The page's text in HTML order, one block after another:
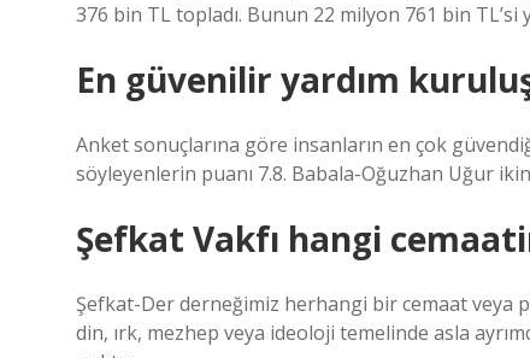
376 bin TL topladı. Bunun 22 milyon 761 bin TL’si
En güvenilir yardım
Anket sonuçlarına göre insanların en çok
söyleyenlerin puanı 7.8. Babala-Oğuzhan Uğur
Şefkat Vakfı hangi
Şefkat-Der derneğimiz herhangi bir cemaat veya
din, ırk, mezhep veya ideoloji temelinde asla